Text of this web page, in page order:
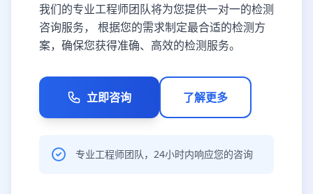
我们的专业工程师团队将为您提供一对一的检测
咨询服务， 根据您的需求制定最合适的检测方
案，确保您获得准确、高效的检测服务。
立即咨询 了解更多
专业工程师团队，24小时内响应您的咨询